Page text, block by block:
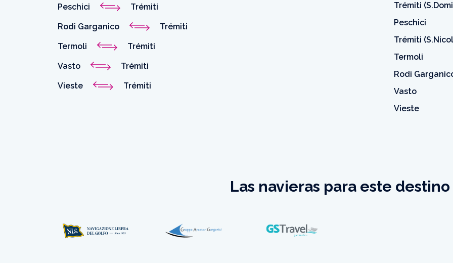
Peschici Trémiti
Rodi Garganico Trémiti
Termoli Trémiti
Vasto Trémiti
Vieste Trémiti
Trémiti
Peschici
Trémiti
Termoli
Rodi
Vasto
Vieste
Las navieras para este destino